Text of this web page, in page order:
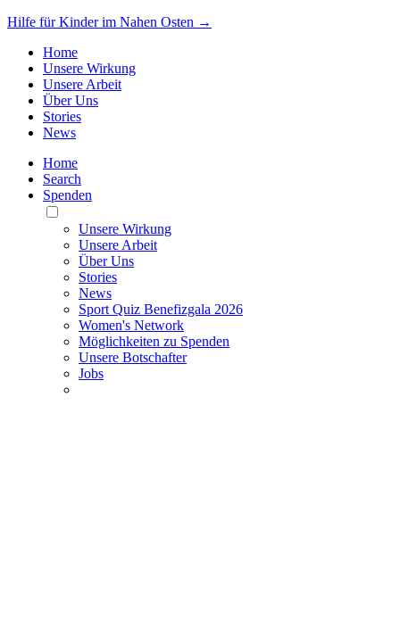
Hilfe für Kinder im Nahen Osten →
Home
Unsere Wirkung
Unsere Arbeit
Über Uns
Stories
News
Home
Search
Spenden
Toggle
Mobile
Menu
Unsere Wirkung
Unsere Arbeit
Über Uns
Stories
News
Sport Quiz Benefizgala 2026
Women's Network
Möglichkeiten zu Spenden
Unsere Botschafter
Jobs